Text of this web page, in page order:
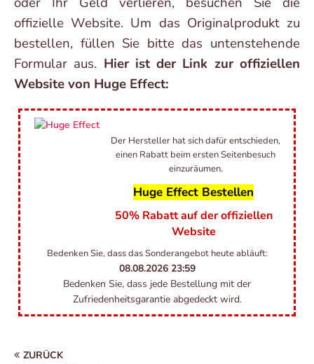
offizielle Website. Um das Originalprodukt zu
bestellen, füllen Sie bitte das untenstehende
Formular aus. Hier ist der Link zur offiziellen
Website von Huge Effect:
Der Hersteller hat sich dafür entschieden,
einen Rabatt beim ersten Seitenbesuch
einzuräumen.
Huge Effect Bestellen
50% Rabatt auf der offiziellen
Website
Bedenken Sie, dass das Sonderangebot heute abläuft:
08.08.2026 23:59
Bedenken Sie, dass jede Bestellung mit der
Zufriedenheitsgarantie abgedeckt wird.
ZURÜCK